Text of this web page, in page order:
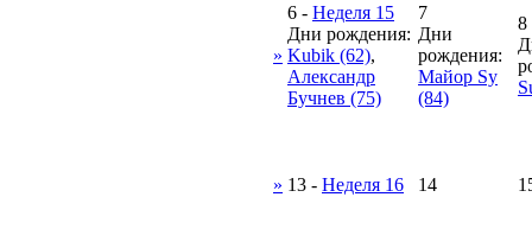
»
6 - Неделя 15
Дни рождения:
Kubik (62),
Александр
Бучнев (75)
7
Дни
рождения:
Майор Sy
(84)
8
» 13 - Неделя 16 14